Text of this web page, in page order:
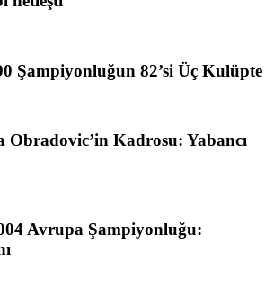
Şampiyonluğun 82’si Üç Kulüpte
Obradovic’in Kadrosu: Yabancı
Avrupa Şampiyonluğu: